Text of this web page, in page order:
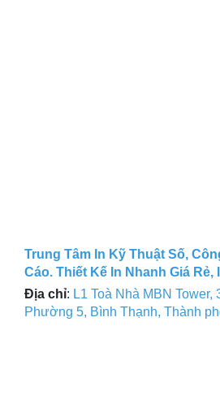
Trung Tâm In Kỹ Thuật Số,
Cáo. Thiết Kế In Nhanh Giá Rẻ,
Địa chỉ: L1 Toà Nhà MBN
Phường 5, Bình Thạnh, Thành